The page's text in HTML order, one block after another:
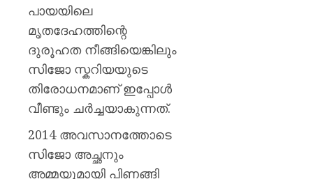
പായയിലെ
മൃതദേഹത്തിന്റെ
ദുരൂഹത നീങ്ങിയെങ്കിലും
സിജോ സ്കറിയയുടെ
തിരോധനമാണ് ഇപ്പോള്‍
വീണ്ടും ചര്‍ച്ചയാകുന്നത്.
2014 അവസാനത്തോടെ
സിജോ അച്ഛനും
അമ്മയുമായി പിണങ്ങി